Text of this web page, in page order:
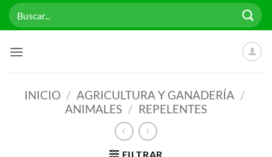
Saltar
Buscar
por:
INICIO / AGRICULTURA Y GANADERÍA /
ANIMALES / REPELENTES
FILTRAR